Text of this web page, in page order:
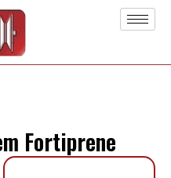
Fortiprene